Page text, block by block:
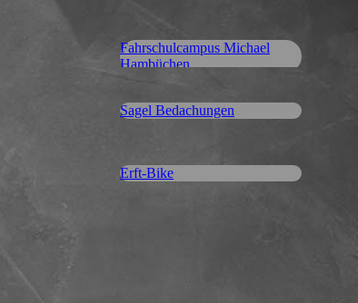
Fahrschulcampus Michael
Hambüchen
Sagel Bedachungen
Erft-Bike